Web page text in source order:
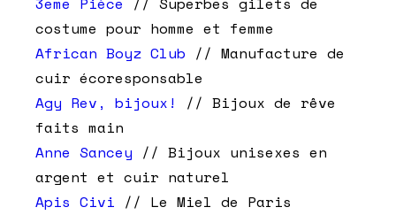
costume pour homme et femme
African Boyz Club // Manufacture de
cuir écoresponsable
Agy Rev, bijoux!
// Bijoux de rêve
faits main
Anne Sancey // Bijoux unisexes en
argent et cuir naturel
Apis Civi // Le Miel de Paris